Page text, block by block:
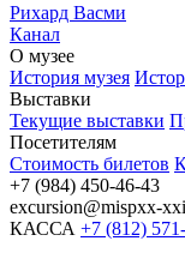
Рихард Васми
Канал
О музее
История музея
Выставки
Текущие выставки
Посетителям
Стоимость билетов
+7 (984) 450-46-43
excursion@mispxx-
КАССА +7 (812)